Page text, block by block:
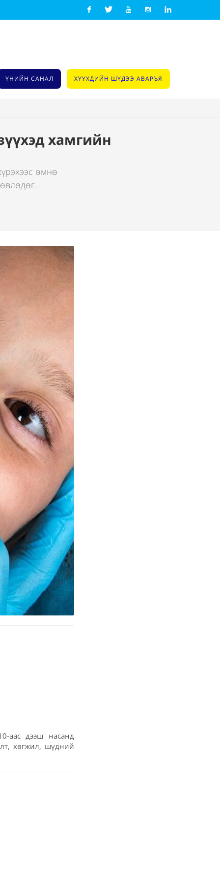
ҮНИЙН САНАЛ ХҮҮХДИЙН ШҮДЭЭ АВАРЪЯ
хамгийн
өмнө
аас дээш насанд
хөгжил, шүдний